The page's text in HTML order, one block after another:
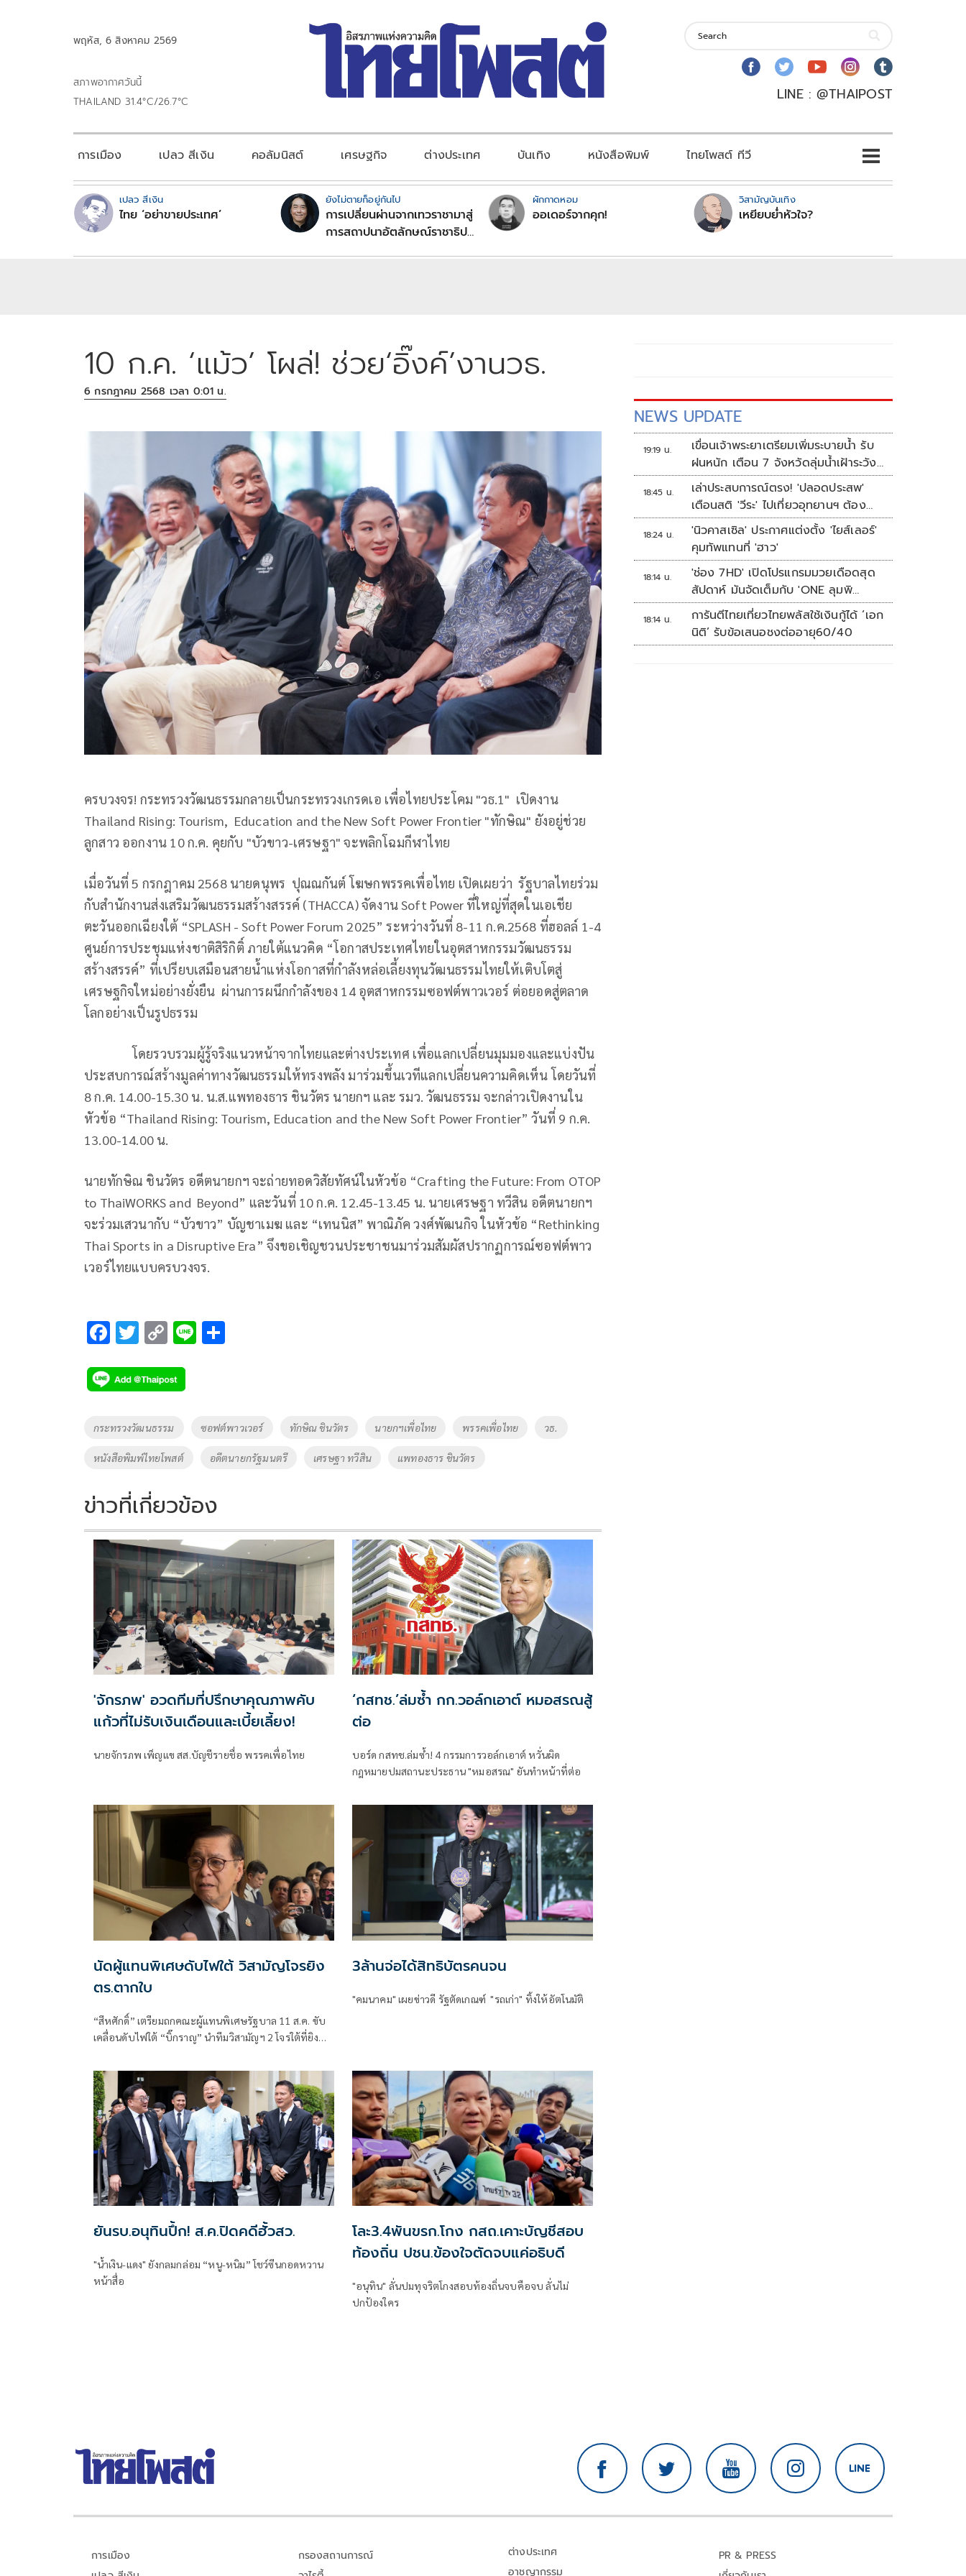
พฤหัส, 6 สิงหาคม 2569
สภาพอากาศวันนี้
THAILAND 31.4°C/26.7°C
LINE : @THAIPOST
การเมือง เปลว สีเงิน คอลัมนิสต์ เศรษฐกิจ ต่างประเทศ บันเทิง หนังสือพิมพ์ ไทยโพสต์ ทีวี
เปลว สีเงิน
ไทย ‘อย่าขายประเทศ’
ยังไม่ตายก็อยู่กันไป
การเปลี่ยนผ่านจากเทวราชามาสู่
การสถาปนาอัตลักษณ์ราชาธิป
ผักกาดหอม
ออเดอร์จากคุก!
วิสามัญบันเทิง
เหยียบย่ำหัวใจ?
10 ก.ค. ‘แม้ว’ โผล่! ช่วย‘อิ๊งค์’งานวธ.
6 กรกฎาคม 2568 เวลา 0:01 น.
ครบวงจร! กระทรวงวัฒนธรรมกลายเป็นกระทรวงเกรดเอ เพื่อไทยประโคม "วธ.1" เปิดงาน
Thailand Rising: Tourism, Education and the New Soft Power Frontier "ทักษิณ" ยังอยู่ช่วย
ลูกสาว ออกงาน 10 ก.ค. คุยกับ "บัวขาว-เศรษฐา" จะพลิกโฉมกีฬาไทย
เมื่อวันที่ 5 กรกฎาคม 2568 นายดนุพร ปุณณกันต์ โฆษกพรรคเพื่อไทย เปิดเผยว่า รัฐบาลไทยร่วม
กับสำนักงานส่งเสริมวัฒนธรรมสร้างสรรค์ (THACCA) จัดงาน Soft Power ที่ใหญ่ที่สุดในเอเชีย
ตะวันออกเฉียงใต้ “SPLASH - Soft Power Forum 2025” ระหว่างวันที่ 8-11 ก.ค.2568 ที่ฮอลล์ 1-4
ศูนย์การประชุมแห่งชาติสิริกิติ์ ภายใต้แนวคิด “โอกาสประเทศไทยในอุตสาหกรรมวัฒนธรรม
สร้างสรรค์” ที่เปรียบเสมือนสายน้ำแห่งโอกาสที่กำลังหล่อเลี้ยงทุนวัฒนธรรมไทยให้เติบโตสู่
เศรษฐกิจใหม่อย่างยั่งยืน ผ่านการผนึกกำลังของ 14 อุตสาหกรรมซอฟต์พาวเวอร์ ต่อยอดสู่ตลาด
โลกอย่างเป็นรูปธรรม
โดยรวบรวมผู้รู้จริงแนวหน้าจากไทยและต่างประเทศ เพื่อแลกเปลี่ยนมุมมองและแบ่งปัน
ประสบการณ์สร้างมูลค่าทางวัฒนธรรมให้ทรงพลัง มาร่วมขึ้นเวทีแลกเปลี่ยนความคิดเห็น โดยวันที่
8 ก.ค. 14.00-15.30 น. น.ส.แพทองธาร ชินวัตร นายกฯ และ รมว. วัฒนธรรม จะกล่าวเปิดงานใน
หัวข้อ “Thailand Rising: Tourism, Education and the New Soft Power Frontier” วันที่ 9 ก.ค.
13.00-14.00 น.
นายทักษิณ ชินวัตร อดีตนายกฯ จะถ่ายทอดวิสัยทัศน์ในหัวข้อ “Crafting the Future: From OTOP
to ThaiWORKS and Beyond” และวันที่ 10 ก.ค. 12.45-13.45 น. นายเศรษฐา ทวีสิน อดีตนายกฯ
จะร่วมเสวนากับ “บัวขาว” บัญชาเมฆ และ “เทนนิส” พาณิภัค วงศ์พัฒนกิจ ในหัวข้อ “Rethinking
Thai Sports in a Disruptive Era” จึงขอเชิญชวนประชาชนมาร่วมสัมผัสปรากฏการณ์ซอฟต์พาว
เวอร์ไทยแบบครบวงจร.
F
e
b
o
o
k
T
tt
er
C
p
y
Li
k
Li
Tags
กระทรวงวัฒนธรรม ซอฟต์พาวเวอร์ ทักษิณ ชินวัตร นายกฯเพื่อไทย พรรคเพื่อไทย วธ.
หนังสือพิมพ์ไทยโพสต์ อดีตนายกรัฐมนตรี เศรษฐา ทวีสิน แพทองธาร ชินวัตร
ข่าวที่เกี่ยวข้อง
'จักรภพ' อวดทีมที่ปรึกษาคุณภาพคับ
แก้วที่ไม่รับเงินเดือนและเบี้ยเลี้ยง!
นายจักรภพ เพ็ญแข สส.บัญชีรายชื่อ พรรคเพื่อไทย
‘กสทช.’ล่มซํ้า กก.วอล์กเอาต์ หมอสรณสู้
ต่อ
บอร์ด กสทช.ล่มซ้ำ! 4 กรรมการวอล์กเอาต์ หวั่นผิด
กฎหมายปมสถานะประธาน "หมอสรณ" ยันทำหน้าที่ต่อ
นัดผู้แทนพิเศษดับไฟใต้ วิสามัญโจรยิง
ตร.ตากใบ
“สีหศักดิ์”​ เตรียมถกคณะผู้แทน​พิเศษรัฐบาล​ 11 ส.ค. ขับ
เคลื่อนดับไฟใต้​ “บิ๊กราญ” นำทีมวิสามัญฯ 2 โจรใต้ที่ยิง
3ล้านจ่อได้สิทธิบัตรคนจน
"คมนาคม" เผยข่าวดี รัฐตัดเกณฑ์ "รถเก่า" ทิ้งให้อัตโนมัติ
ยันรบ.อนุทินปึ้ก! ส.ค.ปิดคดีฮั้วสว.
"น้ำเงิน-แดง" ยังกลมกล่อม “หนู-หนิม” โชว์ซีนกอดหวาน
หน้าสื่อ
โละ3.4พันขรก.โกง กสถ.เคาะบัญชีสอบ
ท้องถิ่น ปชน.ข้องใจตัดจบแค่อธิบดี
"อนุทิน" ลั่นปมทุจริตโกงสอบท้องถิ่นจบคือจบ ลั่นไม่
ปกป้องใคร
NEWS UPDATE
19:19 น.
เขื่อนเจ้าพระยาเตรียมเพิ่มระบายน้ำ รับ
ฝนหนัก เตือน 7 จังหวัดลุ่มน้ำเฝ้าระวัง
ระดับน้ำสูงขึ้น
18:45 น.
เล่าประสบการณ์ตรง! 'ปลอดประสพ'
เตือนสติ 'วีระ' ไปเที่ยวอุทยานฯ ต้อง
ยอมรับธรรมชาติดิบๆให้ได้
18:24 น.
'นิวคาสเซิล' ประกาศแต่งตั้ง 'ไยส์เลอร์'
คุมทัพแทนที่ 'ฮาว'
18:14 น.
'ช่อง 7HD' เปิดโปรแกรมมวยเดือดสุด
สัปดาห์ มันจัดเต็มกับ 'ONE ลุมพิ
นี 165-มวยไทย 7 สี'
18:14 น.
การันตีไทยเที่ยวไทยพลัสใช้เงินกู้ได้ ‘เอก
นิติ’ รับข้อเสนอชงต่ออายุ60/40
การเมือง
กรองสถานการณ์
ต่างประเทศ
อาชญากรรม
PR & PRESS